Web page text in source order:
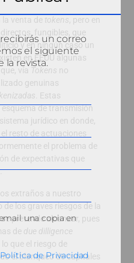
venta de tokens, pero en
fungibles, que
y en ningún caso un
en EEUU algunas
vía Tokens no
genuinas
. Estas
de transmisión
jurídico en donde,
resto de actuaciones
el problema de
de expectativas que
extraños a nuestro
los graves riesgos de la
pretende alcanzar, pues
de due dilligence
que el riesgo de
el blanqueo de capitales
un correo
el siguiente
la revista.
una copia en
Política de Privacidad